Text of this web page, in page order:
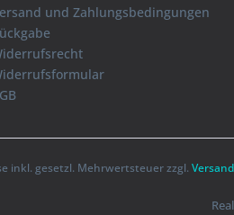
und Zahlungsbedingungen
inkl. gesetzl. Mehrwertsteuer zzgl.